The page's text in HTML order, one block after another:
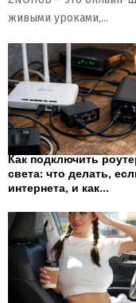
живыми уроками,...
Как подключить
света: что делать,
интернета, и как...